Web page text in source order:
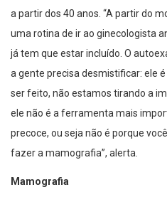
a partir dos 40 anos. “A partir do
uma rotina de ir ao ginecologista
já tem que estar incluído. O
a gente precisa desmistificar: ele
ser feito, não estamos tirando a
ele não é a ferramenta mais
precoce, ou seja não é porque
fazer a mamografia”, alerta.
Mamografia